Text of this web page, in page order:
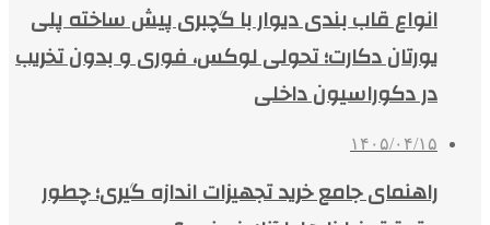
انواع قاب بندی دیوار با گچبری پیش ساخته پلی
یورتان دکارت؛ تحولی لوکس، فوری و بدون تخریب
در دکوراسیون داخلی
۱۴۰۵/۰۴/۱۵
راهنمای جامع خرید تجهیزات اندازه گیری؛ چطور